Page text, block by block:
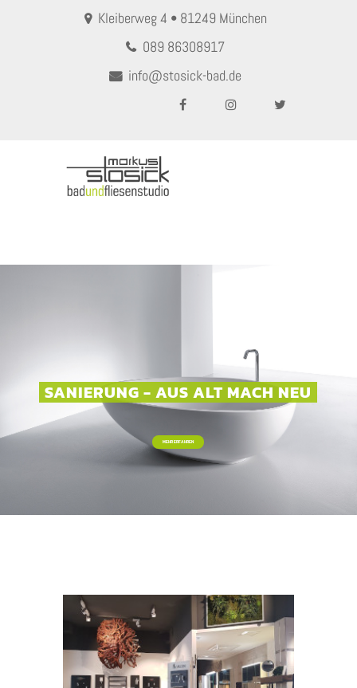
Kleiberweg 4 • 81249 München
089 86308917
info@stosick-bad.de
SANIERUNG - AUS ALT MACH NEU
MEHR ERFAHREN